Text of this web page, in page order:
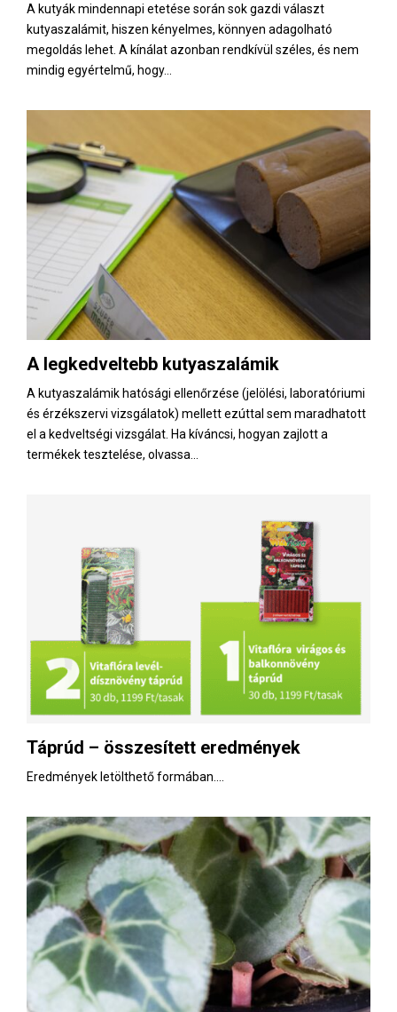
A kutyák mindennapi etetése során sok gazdi választ
kutyaszalámit, hiszen kényelmes, könnyen adagolható
megoldás lehet. A kínálat azonban rendkívül széles, és nem
mindig egyértelmű, hogy...
A legkedveltebb kutyaszalámik
A kutyaszalámik hatósági ellenőrzése (jelölési, laboratóriumi
és érzékszervi vizsgálatok) mellett ezúttal sem maradhatott
el a kedveltségi vizsgálat. Ha kíváncsi, hogyan zajlott a
termékek tesztelése, olvassa...
Táprúd – összesített eredmények
Eredmények letölthető formában....